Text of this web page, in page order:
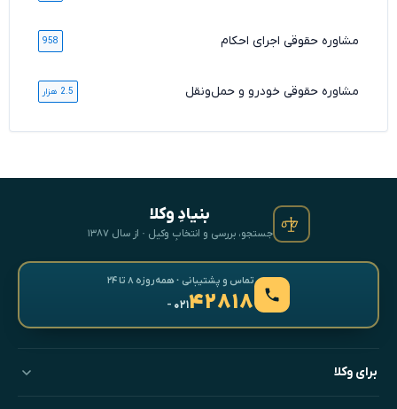
مشاوره حقوقی اجرای احکام 958
مشاوره حقوقی خودرو و حمل‌ونقل 2.5 هزار
بنیادِ وکلا
جستجو، بررسی و انتخابِ وکیل · از سال ۱۳۸۷
تماس و پشتیبانی · همه‌روزه ۸ تا ۲۴
۴۲۸۱۸- ۰۲۱
برای وکلا